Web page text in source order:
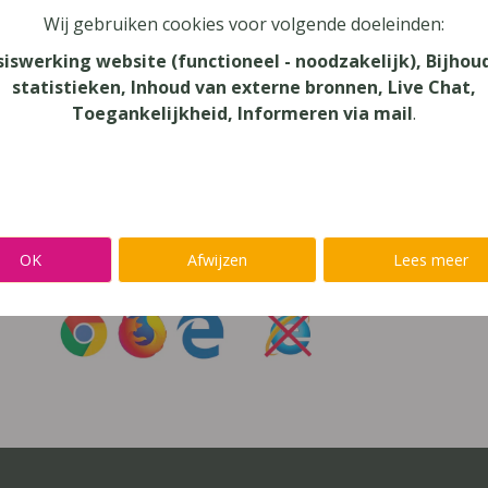
vergeten?
niet inloggen met een@lees.op-account
meteen naarAlinea,IntoWords,K3000,SprintPlus,
Wij gebruiken cookies voor volgende doeleinden:
website (functioneel - noodzakelijk),
statistieken, Inhoud van externe bronnen, Live Chat,
Toegankelijkheid, Informeren via mail.
OK Afwijzen Lees meer